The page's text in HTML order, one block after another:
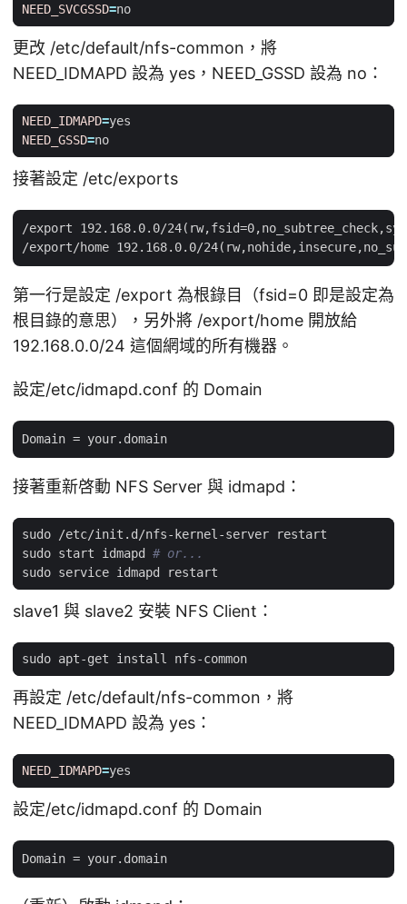
NEED_SVCGSSD=
更改 /etc/default/nfs-common，將
NEED_IDMAPD 設為 yes，NEED_GSSD 設為 no：
NEED_IDMAPD=
NEED_GSSD=
接著設定 /etc/exports
/export 192.168.0.0/
第一行是設定 /export 為根錄目（fsid=0 即是設定為
根目錄的意思），另外將 /export/home 開放給
192.168.0.0/24 這個網域的所有機器。
設定/etc/idmapd.conf 的 Domain
接著重新啓動 NFS Server 與 idmapd：
sudo start idmapd # or...
slave1 與 slave2 安裝 NFS Client：
再設定 /etc/default/nfs-common，將
NEED_IDMAPD 設為 yes：
NEED_IDMAPD=
設定/etc/idmapd.conf 的 Domain